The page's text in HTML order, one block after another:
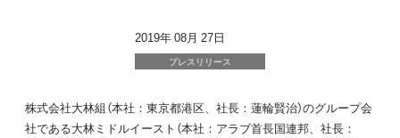
2019年 08月 27日
プレスリリース
株式会社大林組（本社：東京都港区、社長：蓮輪賢治）のグループ会
社である大林ミドルイースト（本社：アラブ首長国連邦、社長：